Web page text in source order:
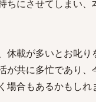
ちにさせてしまい、
休載が多いとお叱り
が共に多忙であり、
場合もあるかもしれ